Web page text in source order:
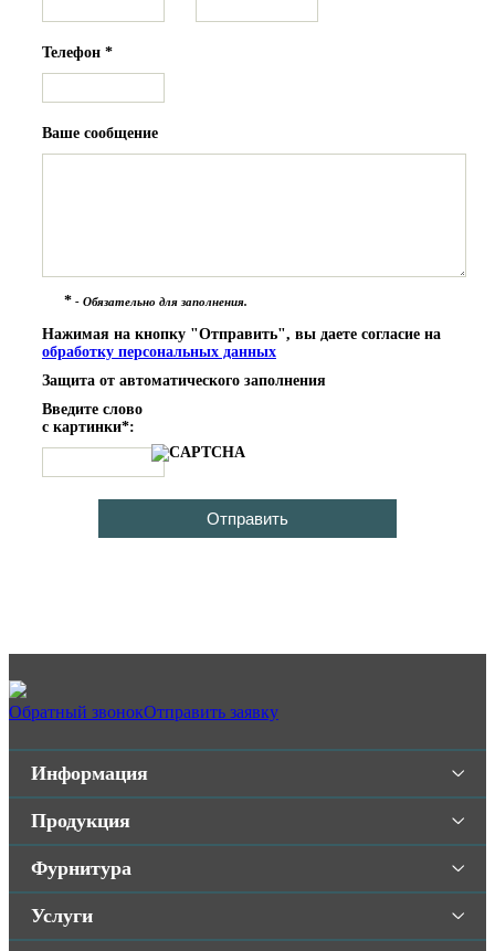
Телефон *
Ваше сообщение
* - Обязательно для заполнения.
Нажимая на кнопку "Отправить", вы даете согласие на
обработку персональных данных
Защита от автоматического заполнения
Введите слово
с картинки*:
Обратный звонокОтправить заявку
Информация
Продукция
Фурнитура
Услуги